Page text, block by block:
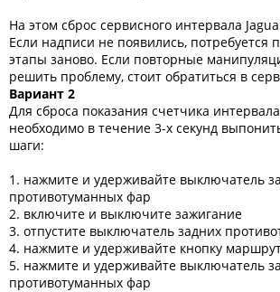
На этом сброс сервисного интервала
Если надписи не появились, потребуется
этапы заново. Если повторные
решить проблему, стоит обратиться в
Вариант 2
Для сброса показания счетчика
необходимо в течение 3-х секунд
шаги:
1. нажмите и удерживайте выключатель
противотуманных фар
2. включите и выключите зажигание
3. отпустите выключатель задних
4. нажмите и удерживайте кнопку
5. нажмите и удерживайте выключатель
противотуманных фар